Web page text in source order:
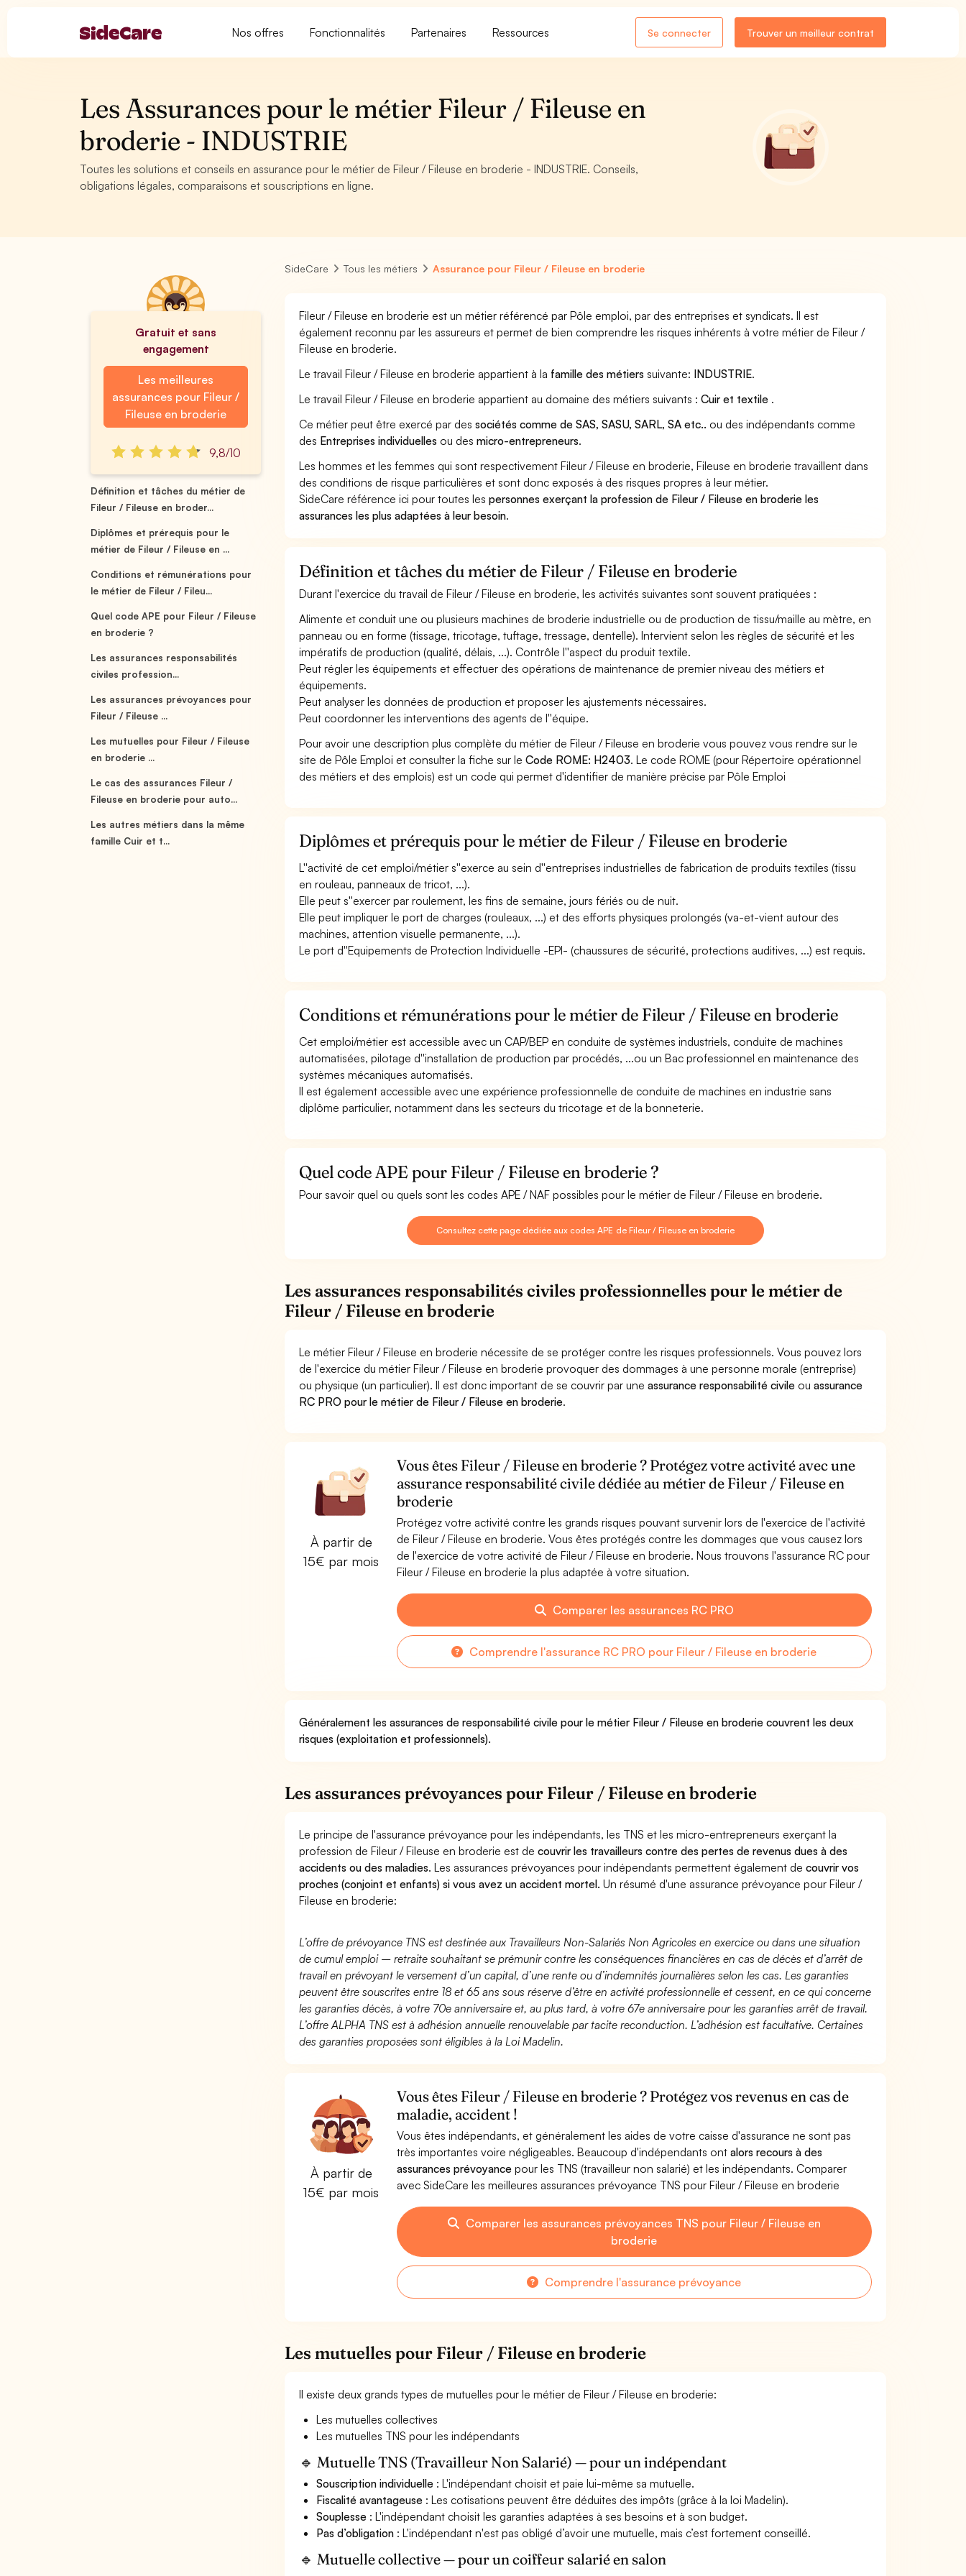
Nos offres Fonctionnalités Partenaires Ressources Se connecter Trouver un meilleur contrat
Les Assurances pour le métier Fileur / Fileuse en
broderie - INDUSTRIE
Toutes les solutions et conseils en assurance pour le métier de Fileur / Fileuse en broderie - INDUSTRIE. Conseils,
obligations légales, comparaisons et souscriptions en ligne.
Gratuit et sans
engagement
Les meilleures
assurances pour Fileur /
Fileuse en broderie
9,8/10
Définition et tâches du métier de
Fileur / Fileuse en broder...
Diplômes et prérequis pour le
métier de Fileur / Fileuse en ...
Conditions et rémunérations pour
le métier de Fileur / Fileu...
Quel code APE pour Fileur / Fileuse
en broderie ?
Les assurances responsabilités
civiles profession...
Les assurances prévoyances pour
Fileur / Fileuse ...
Les mutuelles pour Fileur / Fileuse
en broderie ...
Le cas des assurances Fileur /
Fileuse en broderie pour auto...
Les autres métiers dans la même
famille Cuir et t...
SideCare Tous les métiers Assurance pour Fileur / Fileuse en broderie
Fileur / Fileuse en broderie est un métier référencé par Pôle emploi, par des entreprises et syndicats. Il est
également reconnu par les assureurs et permet de bien comprendre les risques inhérents à votre métier de Fileur /
Fileuse en broderie.
Le travail Fileur / Fileuse en broderie appartient à la famille des métiers suivante: INDUSTRIE.
Le travail Fileur / Fileuse en broderie appartient au domaine des métiers suivants :Cuir et textile .
Ce métier peut être exercé par dessociétés comme de SAS, SASU, SARL, SA etc.. ou des indépendants comme
des Entreprises individuelles ou desmicro-entrepreneurs.
Les hommes et les femmes qui sont respectivement Fileur / Fileuse en broderie, Fileuse en broderie travaillent dans
des conditions de risque particulières et sont donc exposés à des risques propres à leur métier.
SideCare référence ici pour toutes lespersonnes exerçant la profession de Fileur / Fileuse en broderie les
assurances les plus adaptées à leur besoin.
Définition et tâches du métier de Fileur / Fileuse en broderie
Durant l'exercice du travail de Fileur / Fileuse en broderie, les activités suivantes sont souvent pratiquées :
Alimente et conduit une ou plusieurs machines de broderie industrielle ou de production de tissu/maille au mètre, en
panneau ou en forme (tissage, tricotage, tuftage, tressage, dentelle). Intervient selon les règles de sécurité et les
impératifs de production (qualité, délais, ...). Contrôle l''aspect du produit textile.
Peut régler les équipements et effectuer des opérations de maintenance de premier niveau des métiers et
équipements.
Peut analyser les données de production et proposer les ajustements nécessaires.
Peut coordonner les interventions des agents de l''équipe.
Pour avoir une description plus complète du métier de Fileur / Fileuse en broderie vous pouvez vous rendre sur le
site de Pôle Emploi et consulter la fiche sur leCode ROME: H2403. Le code ROME (pour Répertoire opérationnel
des métiers et des emplois) est un code qui permet d'identifier de manière précise par Pôle Emploi
Diplômes et prérequis pour le métier de Fileur / Fileuse en broderie
L''activité de cet emploi/métier s''exerce au sein d''entreprises industrielles de fabrication de produits textiles (tissu
en rouleau, panneaux de tricot, ...).
Elle peut s''exercer par roulement, les fins de semaine, jours fériés ou de nuit.
Elle peut impliquer le port de charges (rouleaux, ...) et des efforts physiques prolongés (va-et-vient autour des
machines, attention visuelle permanente, ...).
Le port d''Equipements de Protection Individuelle -EPI- (chaussures de sécurité, protections auditives, ...) est requis.
Conditions et rémunérations pour le métier de Fileur / Fileuse en broderie
Cet emploi/métier est accessible avec un CAP/BEP en conduite de systèmes industriels, conduite de machines
automatisées, pilotage d''installation de production par procédés, ...ou un Bac professionnel en maintenance des
systèmes mécaniques automatisés.
Il est également accessible avec une expérience professionnelle de conduite de machines en industrie sans
diplôme particulier, notamment dans les secteurs du tricotage et de la bonneterie.
Quel code APE pour Fileur / Fileuse en broderie ?
Pour savoir quel ou quels sont les codes APE / NAF possibles pour le métier de Fileur / Fileuse en broderie.
Consultez cette page dédiée aux codes APE de Fileur / Fileuse en broderie
Les assurances responsabilités civiles professionnelles pour le métier de
Fileur / Fileuse en broderie
Le métier Fileur / Fileuse en broderie nécessite de se protéger contre les risques professionnels. Vous pouvez lors
de l'exercice du métier Fileur / Fileuse en broderie provoquer des dommages à une personne morale (entreprise)
ou physique (un particulier). Il est donc important de se couvrir par uneassurance responsabilité civile ouassurance
RC PRO pour le métier de Fileur / Fileuse en broderie.
À partir de
15€ par mois
Vous êtes Fileur / Fileuse en broderie ? Protégez votre activité avec une
assurance responsabilité civile dédiée au métier de Fileur / Fileuse en
broderie
Protégez votre activité contre les grands risques pouvant survenir lors de l'exercice de l'activité
de Fileur / Fileuse en broderie. Vous êtes protégés contre les dommages que vous causez lors
de l'exercice de votre activité de Fileur / Fileuse en broderie. Nous trouvons l'assurance RC pour
Fileur / Fileuse en broderie la plus adaptée à votre situation.
Comparer les assurances RC PRO
Comprendre l'assurance RC PRO pour Fileur / Fileuse en broderie
Généralement les assurances de responsabilité civile pour le métier Fileur / Fileuse en broderie couvrent les deux
risques (exploitation et professionnels).
Les assurances prévoyances pour Fileur / Fileuse en broderie
Le principe de l'assurance prévoyance pour les indépendants, les TNS et les micro-entrepreneurs exerçant la
profession de Fileur / Fileuse en broderie est decouvrir les travailleurs contre des pertes de revenus dues à des
accidents ou des maladies. Les assurances prévoyances pour indépendants permettent également decouvrir vos
proches (conjoint et enfants) si vous avez un accident mortel. Un résumé d'une assurance prévoyance pour Fileur /
Fileuse en broderie:
L’offre de prévoyance TNS est destinée aux Travailleurs Non-Salariés Non Agricoles en exercice ou dans une situation
de cumul emploi – retraite souhaitant se prémunir contre les conséquences financières en cas de décès et d’arrêt de
travail en prévoyant le versement d’un capital, d’une rente ou d’indemnités journalières selon les cas. Les garanties
peuvent être souscrites entre 18 et 65 ans sous réserve d’être en activité professionnelle et cessent, en ce qui concerne
les garanties décès, à votre 70e anniversaire et, au plus tard, à votre 67e anniversaire pour les garanties arrêt de travail.
L’offre ALPHA TNS est à adhésion annuelle renouvelable par tacite reconduction. L’adhésion est facultative. Certaines
des garanties proposées sont éligibles à la Loi Madelin.
À partir de
15€ par mois
Vous êtes Fileur / Fileuse en broderie ? Protégez vos revenus en cas de
maladie, accident !
Vous êtes indépendants, et généralement les aides de votre caisse d'assurance ne sont pas
très importantes voire négligeables. Beaucoup d'indépendants ont alors recours à des
assurances prévoyancepour les TNS (travailleur non salarié) et les indépendants. Comparer
avec SideCare les meilleures assurances prévoyance TNS pour Fileur / Fileuse en broderie
Comparer les assurances prévoyances TNS pour Fileur / Fileuse en
broderie
Comprendre l'assurance prévoyance
Les mutuelles pour Fileur / Fileuse en broderie
Il existe deux grands types de mutuelles pour le métier de Fileur / Fileuse en broderie:
Les mutuelles collectives
Les mutuelles TNS pour les indépendants
🔹 Mutuelle TNS (Travailleur Non Salarié) — pour un indépendant
Souscription individuelle : L'indépendant choisit et paie lui-même sa mutuelle.
Fiscalité avantageuse : Les cotisations peuvent être déduites des impôts (grâce à la loi Madelin).
Souplesse : L'indépendant choisit les garanties adaptées à ses besoins et à son budget.
Pas d’obligation : L'indépendant n'est pas obligé d’avoir une mutuelle, mais c’est fortement conseillé.
🔹 Mutuelle collective — pour un coiffeur salarié en salon